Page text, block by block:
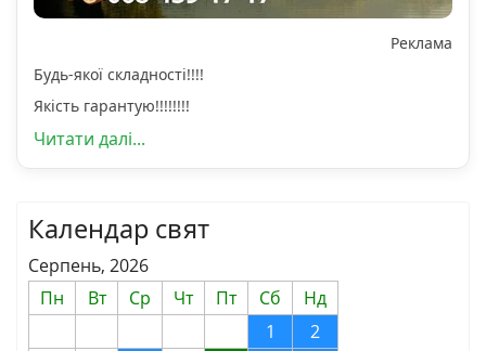
Реклама
Будь-якої складності!!!!
Якість гарантую!!!!!!!!
Читати далі...
Календар свят
Серпень, 2026
Пн
Вт Ср Чт Пт Сб
Нд
1
2